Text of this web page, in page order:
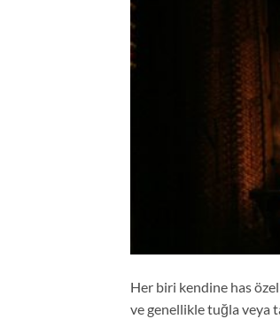
Her biri kendine has
ve genellikle tuğla veya